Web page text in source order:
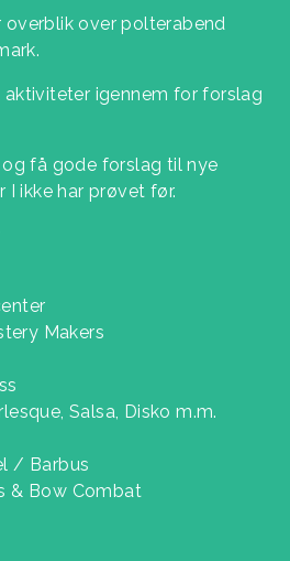
overblik over polterabend
igennem for forslag
få gode forslag til nye
ikke har prøvet før.
Makers
Salsa, Disko m.m.
/ Barbus
& Bow Combat